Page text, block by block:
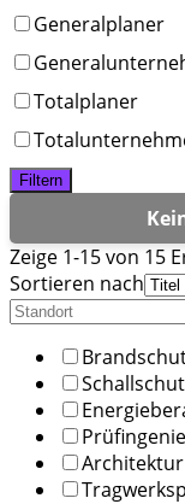
Generalplaner
Totalplaner
Filtern
Zeige 1-15 von 15
Sortieren nach
Architektur